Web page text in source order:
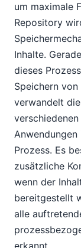
um maximale
Repository
Inhalte.
dieses
Speichern
verwandelt
Prozess. Es
zusätzliche
wenn der
bereitgestellt
alle